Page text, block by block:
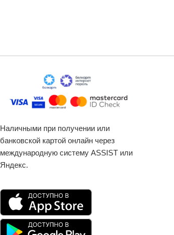
Наличными при получении или
банковской картой онлайн через
международную систему ASSIST или
Яндекс.